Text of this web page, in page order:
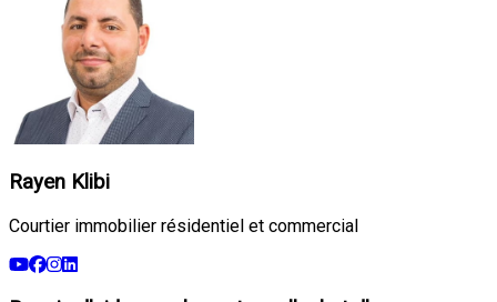
Rayen Klibi
Courtier immobilier résidentiel et commercial